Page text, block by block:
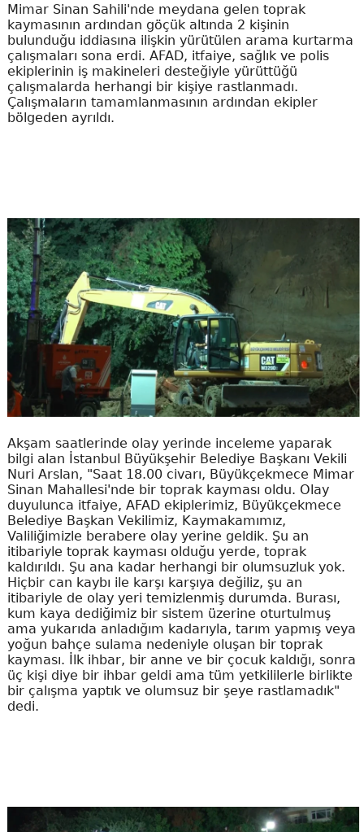
Mimar Sinan Sahili'nde meydana gelen toprak
kaymasının ardından göçük altında 2 kişinin
bulunduğu iddiasına ilişkin yürütülen arama kurtarma
çalışmaları sona erdi. AFAD, itfaiye, sağlık ve polis
ekiplerinin iş makineleri desteğiyle yürüttüğü
çalışmalarda herhangi bir kişiye rastlanmadı.
Çalışmaların tamamlanmasının ardından ekipler
bölgeden ayrıldı.
Akşam saatlerinde olay yerinde inceleme yaparak
bilgi alan İstanbul Büyükşehir Belediye Başkanı Vekili
Nuri Arslan, "Saat 18.00 civarı, Büyükçekmece Mimar
Sinan Mahallesi'nde bir toprak kayması oldu. Olay
duyulunca itfaiye, AFAD ekiplerimiz, Büyükçekmece
Belediye Başkan Vekilimiz, Kaymakamımız,
Valiliğimizle berabere olay yerine geldik. Şu an
itibariyle toprak kayması olduğu yerde, toprak
kaldırıldı. Şu ana kadar herhangi bir olumsuzluk yok.
Hiçbir can kaybı ile karşı karşıya değiliz, şu an
itibariyle de olay yeri temizlenmiş durumda. Burası,
kum kaya dediğimiz bir sistem üzerine oturtulmuş
ama yukarıda anladığım kadarıyla, tarım yapmış veya
yoğun bahçe sulama nedeniyle oluşan bir toprak
kayması. İlk ihbar, bir anne ve bir çocuk kaldığı, sonra
üç kişi diye bir ihbar geldi ama tüm yetkililerle birlikte
bir çalışma yaptık ve olumsuz bir şeye rastlamadık"
dedi.